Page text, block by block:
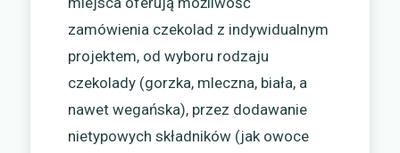
zamówienia czekolad z indywidualnym
projektem, od wyboru rodzaju
czekolady (gorzka, mleczna, biała, a
nawet wegańska), przez dodawanie
nietypowych składników (jak owoce